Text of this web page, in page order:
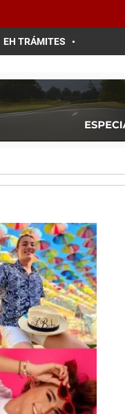
EH TRÁMITES